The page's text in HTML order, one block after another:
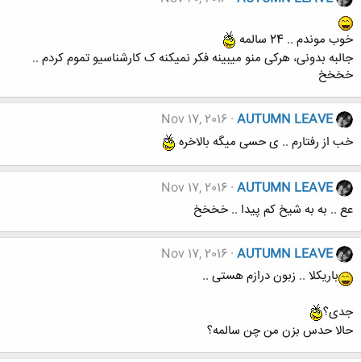
خوب موندم .. 24 سالمه
جالبه بدونی، هرکی منو میبینه فکر نمیکنه ک کارشناسیو تموم کردم ..
خخخخ
AUTUMN LEAVE
Nov 17, 2016
خب از رفتارم .. ی حسی میگه بالاخره
AUTUMN LEAVE
Nov 17, 2016
عع .. به به شیخ کم پیدا .. خخخخ
AUTUMN LEAVE
Nov 17, 2016
باریکلا .. زبون درازم هستی ..
جدی؟
حالا حدس بزن من چن سالمه؟